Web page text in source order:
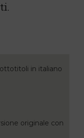
in italiano
originale con